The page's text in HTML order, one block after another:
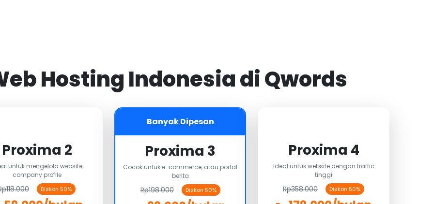
Hosting Indonesia di Qwords
Proxima 2
untuk mengelola website
company profile
Diskon 50%
Banyak Dipesan
Proxima 3
Cocok untuk e-commerce, atau portal
berita
Rp198.000 Diskon 50%
Proxima 4
Ideal untuk website dengan traffic
tinggi
Rp358.000 Diskon 50%